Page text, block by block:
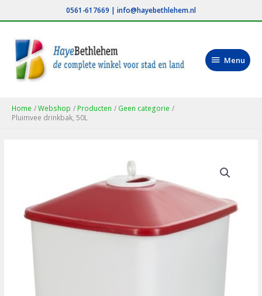
naar
inhoud
0561-617669 | info@hayebethlehem.nl
Menu
Menu
Home Webshop Producten
Geen categorie
Pluimvee drinkbak, 50L